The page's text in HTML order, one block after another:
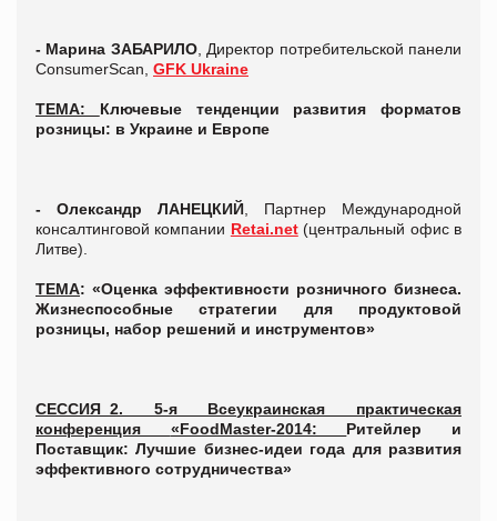
- Марина ЗАБАРИЛО, Директор потребительской панели
ConsumerScan, GFK Ukraine
ТЕМА: Ключевые тенденции развития форматов
розницы: в Украине и Европе
- Олександр ЛАНЕЦКИЙ , Партнер Международной
консалтинговой компании Retai.net(центральный офис в
Литве).
ТЕМА: «Оценка эффективности розничного бизнеса.
Жизнеспособные стратегии для продуктовой
розницы, набор решений и инструментов»
СЕССИЯ_2. 5-я Всеукраинская практическая
конференция «FoodMaster-2014: Ритейлер и
Поставщик: Лучшие бизнес-идеи года для развития
эффективного сотрудничества»